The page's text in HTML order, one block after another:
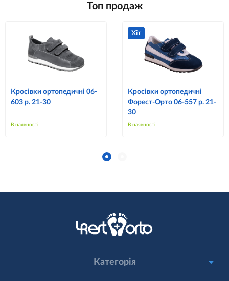
Топ продаж
Кросівки ортопедичні 06-
603 р. 21-30
В наявності
Хіт
Кросівки ортопедичні
Форест-Орто 06-557 р. 21-
30
В наявності
Категорія